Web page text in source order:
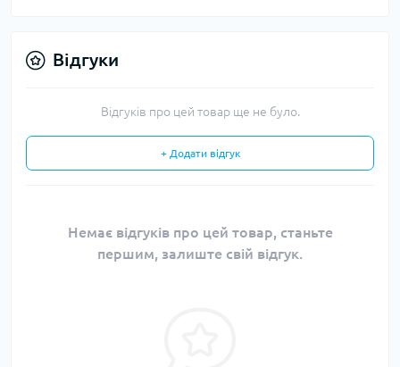
Відгуки
Відгуків про цей товар ще не було.
+ Додати відгук
Немає відгуків про цей товар, станьте
першим, залиште свій відгук.